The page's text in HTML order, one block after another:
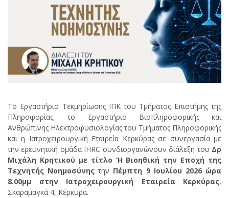
Το Εργαστήριο Τεκμηρίωσης ΙΠΚ του Τμήματος Επιστήμης της
Πληροφορίας, το Εργαστήριο Βιοπληροφορικής και
Ανθρώπινης Ηλεκτροφυσιολογίας του Τμήματος Πληροφορικής
και η Ιατροχειρουργική Εταιρεία Κερκύρας σε συνεργασία με
την ερευνητική ομάδα IHRC συνδιοργανώνουν διάλεξη του Δρ
Μιχάλη Κρητικού με τίτλο ‘Η Βιοηθική την Εποχή της
Τεχνητής Νοημοσύνηςτην Πέμπτη 9 Ιουλίου 2026 ώρα
8.00μμ στην Ιατροχειρουργική Εταιρεία Κερκύρας,
Σκαραμαγκά 4, Κέρκυρα.